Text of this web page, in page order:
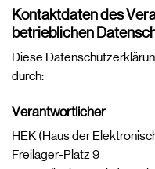
Kontaktdaten des
betrieblichen
Diese
durch:
Verantwortlicher
HEK (Haus der
Freilager-Platz 9